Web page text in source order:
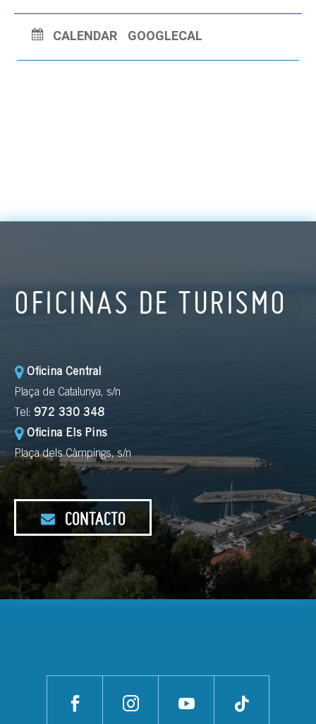
CALENDAR GOOGLECAL
OFICINAS DE TURISMO
Oficina Central
Plaça de Catalunya, s/n
Tel: 972 330 348
Oficina Els Pins
Plaça dels Càmpings, s/n
CONTACTO